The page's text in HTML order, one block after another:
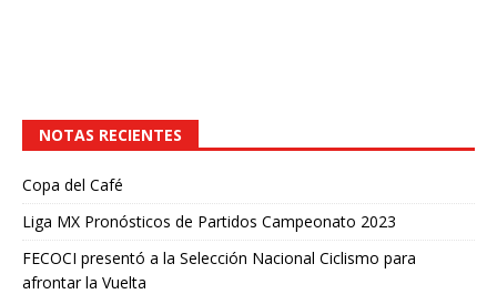
NOTAS RECIENTES
Copa del Café
Liga MX Pronósticos de Partidos Campeonato 2023
FECOCI presentó a la Selección Nacional Ciclismo para
afrontar la Vuelta